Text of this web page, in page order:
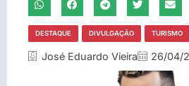
DESTAQUE DIVULGAÇÃO TURISMO
José Eduardo Vieira 26/04/